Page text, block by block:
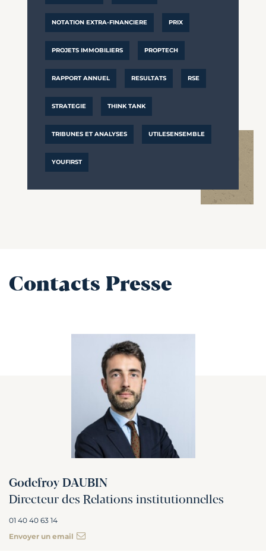
NOTATION EXTRA-FINANCIERE PRIX
PROJETS IMMOBILIERS PROPTECH
RAPPORT ANNUEL RESULTATS RSE
STRATEGIE THINK TANK
TRIBUNES ET ANALYSES UTILESENSEMBLE
YOUFIRST
Contacts Presse
Godefroy DAUBIN
Directeur des Relations institutionnelles
01 40 40 63 14
Envoyer un email